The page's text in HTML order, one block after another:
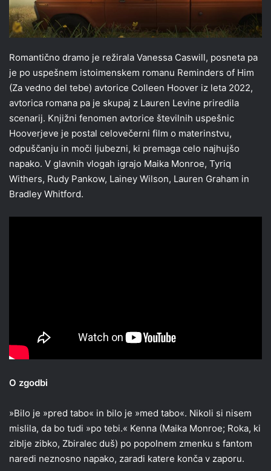
Romantično dramo je režirala Vanessa Caswill, posneta pa
je po uspešnem istoimenskem romanu Reminders of Him
(Za vedno del tebe) avtorice Colleen Hoover iz leta 2022,
avtorica romana pa je skupaj z Lauren Levine priredila
scenarij. Knjižni fenomen avtorice številnih uspešnic
Hooverjeve je postal celovečerni film o materinstvu,
odpuščanju in moči ljubezni, ki premaga celo najhujšo
napako. V glavnih vlogah igrajo Maika Monroe, Tyriq
Withers, Rudy Pankow, Lainey Wilson, Lauren Graham in
Bradley Whitford.
O zgodbi
»Bilo je »pred tabo« in bilo je »med tabo«. Nikoli si nisem
mislila, da bo tudi »po tebi.« Kenna (Maika Monroe; Roka, ki
ziblje zibko, Zbiralec duš) po popolnem zmenku s fantom
naredi neznosno napako, zaradi katere konča v zaporu.